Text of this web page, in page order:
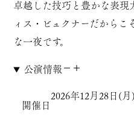
卓越した技巧と豊かな表現
ィス・ビュクナーだからこ
な一夜です。
公演情報
開催日
2026年12月28日(月)